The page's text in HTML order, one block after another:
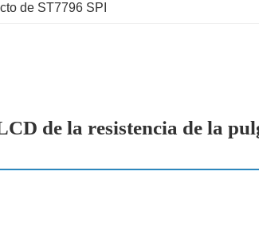
de ST7796 SPI
de la resistencia de la